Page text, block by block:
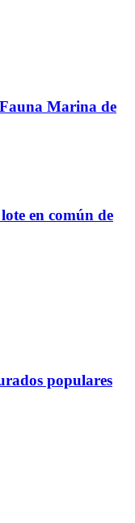
Marina de
en común de
populares